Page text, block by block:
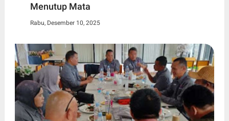
Menutup Mata
Rabu, Desember 10, 2025